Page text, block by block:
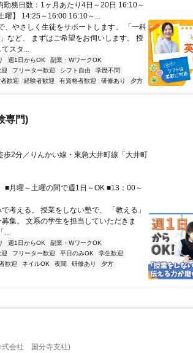
務日数：1ヶ月あたり4日～20日 16:10～
曜】 14:25～16:00 16:10～...
、やさしく生徒をサポートします。 「一科
など、 まずはご希望をお伺いします。 授
スタ...
週1日からOK
副業・WワークOK
フリーター歓迎 シフト自由
学歴不問
歓迎 経験者歓迎 有資格者歓迎 研修あり 夕方
専門)
2分／りんかい線・東急大井町線「大井町
■月曜～土曜の間で週1日～OK ■13：00～
考える。 授業をしない塾で、 「教える」
集。 文系の学生を担当していただきま
...
週1日からOK
副業・WワークOK
フリーター歓迎 平日のみOK
学生歓迎
歓迎 ネイルOK 夜間 研修あり
夕方
式会社 国分寺支社)